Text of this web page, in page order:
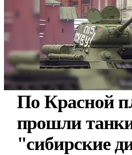
По Красной
прошли
"сибирские